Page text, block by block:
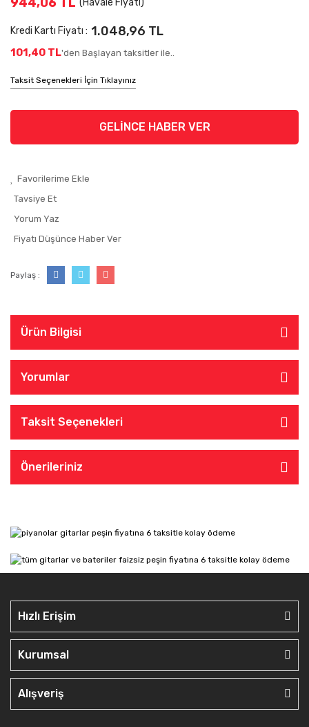
(Havale Fiyatı)
Kredi Kartı Fiyatı : 1.048,96 TL
101,40 TL'den Başlayan taksitler ile..
Taksit Seçenekleri İçin Tıklayınız
GELİNCE HABER VER
Tavsiye Et
Yorum Yaz
Fiyatı Düşünce Haber Ver
Paylaş :
Ürün Bilgisi
Yorumlar
Taksit Seçenekleri
Önerileriniz
Hızlı Erişim
Kurumsal
Alışveriş